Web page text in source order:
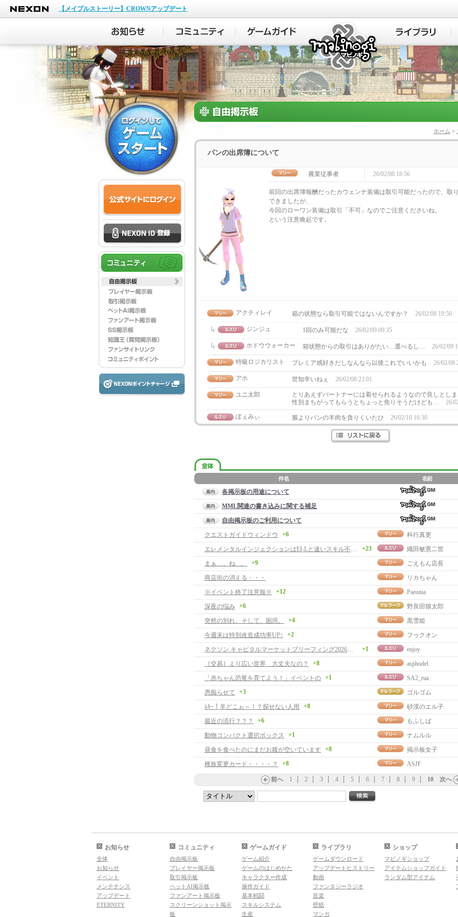
NEXON
【メイプルストーリー】CROWNアップデート
マビノギ
ホーム >
パンの出席簿について
農業従事者 26/02/08 18:56
前回の出席簿報酬だったカウェンナ装備は取引可能だったので、取
できましたが、
今回のローワン装備は取引「不可」なのでご注意くださいね。
という注意喚起です。
アクティレイ 箱の状態なら取引可能ではないんですか？ 26/02/08 19:50
ジンジュ 1回のみ可能だな 26/02/09 09:35
ホドウウォーカー 箱状態からの取引はありがたい…選べるし… 26/02/09
特級ロジカリスト プレミア感好きだしなんなら以後これでいいかも 26/02/08
アホ 世知辛いねぇ 26/02/08 23:01
ユニ太郎
とりあえずパートナーには着せられるようなので良しとし
性別まちがってもらうとちょっと焦りそうだけども…
26/
ぽぇみぃ
服よりパンの羊肉を貪りくいたひ 26/02/10 16:30
各掲示板の用途について
MML関連の書き込みに関する補足
自由掲示板のご利用について
クエストガイドウィンドウ
+6 科行真更
エレメンタルインジェクションはEI-Lと違いスキル不適用？
+23 織田敏憲二世
まぁ…。ね…。
+9 ごえもん店長
商店街の消える・・・
リカちゃん
※イベント終了注意報※
+12 Paeonia
深夜の悩み +6 野良田猫太郎
突然の別れ、そして、困惑。
+4 黒雪姫
今週末は特別改造成功率UP↑
+2 フゥクオン
ネクソン キャピタルマーケットブリーフィング2026を観て
+1 enjoy
［交易］より広い世界 大丈夫なの？
+8 asphodel
「赤ちゃん恐竜を育てよう！」イベントの +1 SA2_rua
愚痴らせて
+3 ゴルゴム
ﾑｷｰ！羊どこぉ～！？探せない人用
+8 砂漠のエル子
最近の流行？？？
+6 もふしば
動物コンパクト選択ボックス
+1 ナムルル
昼食を食べたのにまだお腹が空いています
+8 掲示板女子
種族変更カード・・・・？
+8 ASJF
前へ 1 2 3 4 5 6 7 8 9 10 次へ
お知らせ
全体
お知らせ
イベント
メンテナンス
アップデート
ETERNITY
コミュニティ
自由掲示板
プレイヤー掲示板
取引掲示板
ペットAI掲示板
ファンアート掲示板
スクリーンショット掲示
板
ゲームガイド
ゲーム紹介
ゲームのはじめかた
キャラクター作成
操作ガイド
基本戦闘
スキルシステム
生産
ライブラリ
ゲームダウンロード
アップデートヒストリー
動画
ファンタジーラジオ
音楽
壁紙
マンガ
ショップ
マビノギショップ
アイテムショップガイド
ランダム型アイテム